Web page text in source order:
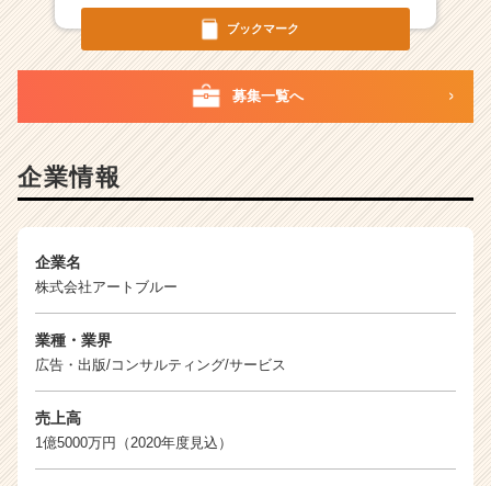
＃
療
|
ベ
ン
カ
ウ
が
届
ブックマーク
募集一覧へ
企業情報
企業名
株式会社アートブルー
業種・業界
広告・出版/コンサルティング/サービス
売上高
1億5000万円（2020年度見込）